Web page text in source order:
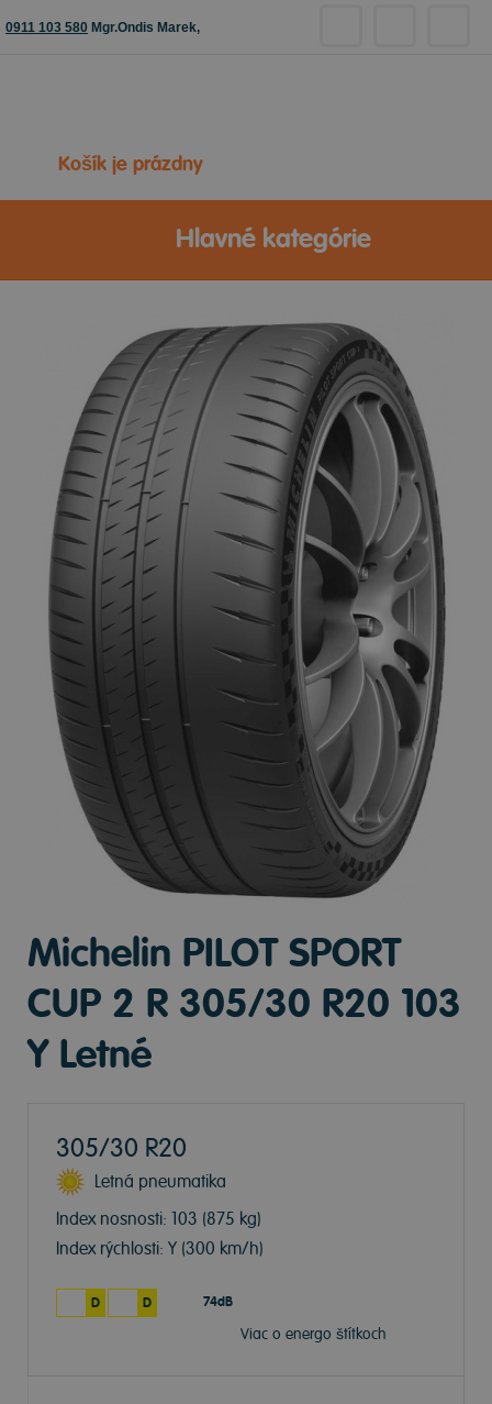
0911 103 580 Mgr.Ondis Marek,
Košík je prázdny
Hlavné kategórie
Michelin PILOT SPORT
CUP 2 R 305/30 R20 103
Y Letné
305/30 R20
Letná pneumatika
Index nosnosti: 103 (875 kg)
Index rýchlosti: Y (300 km/h)
D D 74dB
Viac o energo štítkoch